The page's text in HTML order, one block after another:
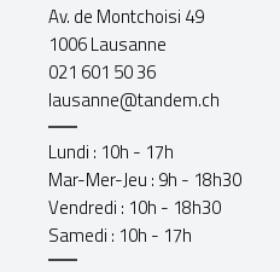
Av. de Montchoisi 49
1006 Lausanne
021 601 50 36
lausanne@tandem.ch
Lundi : 10h - 17h
Mar-Mer-Jeu : 9h - 18h30
Vendredi : 10h - 18h30
Samedi : 10h - 17h